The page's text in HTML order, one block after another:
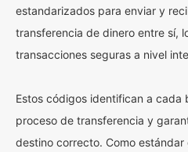
estandarizados para enviar y
transferencia de dinero entre sí,
transacciones seguras a nivel
Estos códigos identifican a cada
proceso de transferencia y
destino correcto. Como estándar